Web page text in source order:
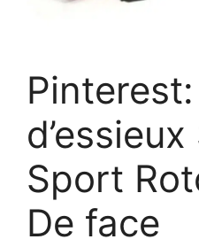
Sport
De face